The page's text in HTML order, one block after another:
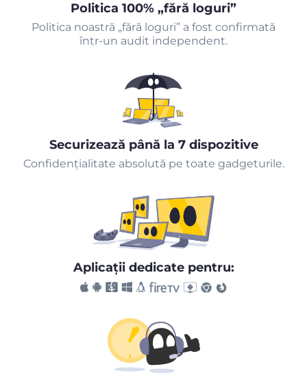
Politica 100% „fără loguri”
Politica noastră „fără loguri” a fost confirmată
într-un audit independent.
Securizează până la 7 dispozitive
Confidențialitate absolută pe toate gadgeturile.
Aplicaţii dedicate pentru: